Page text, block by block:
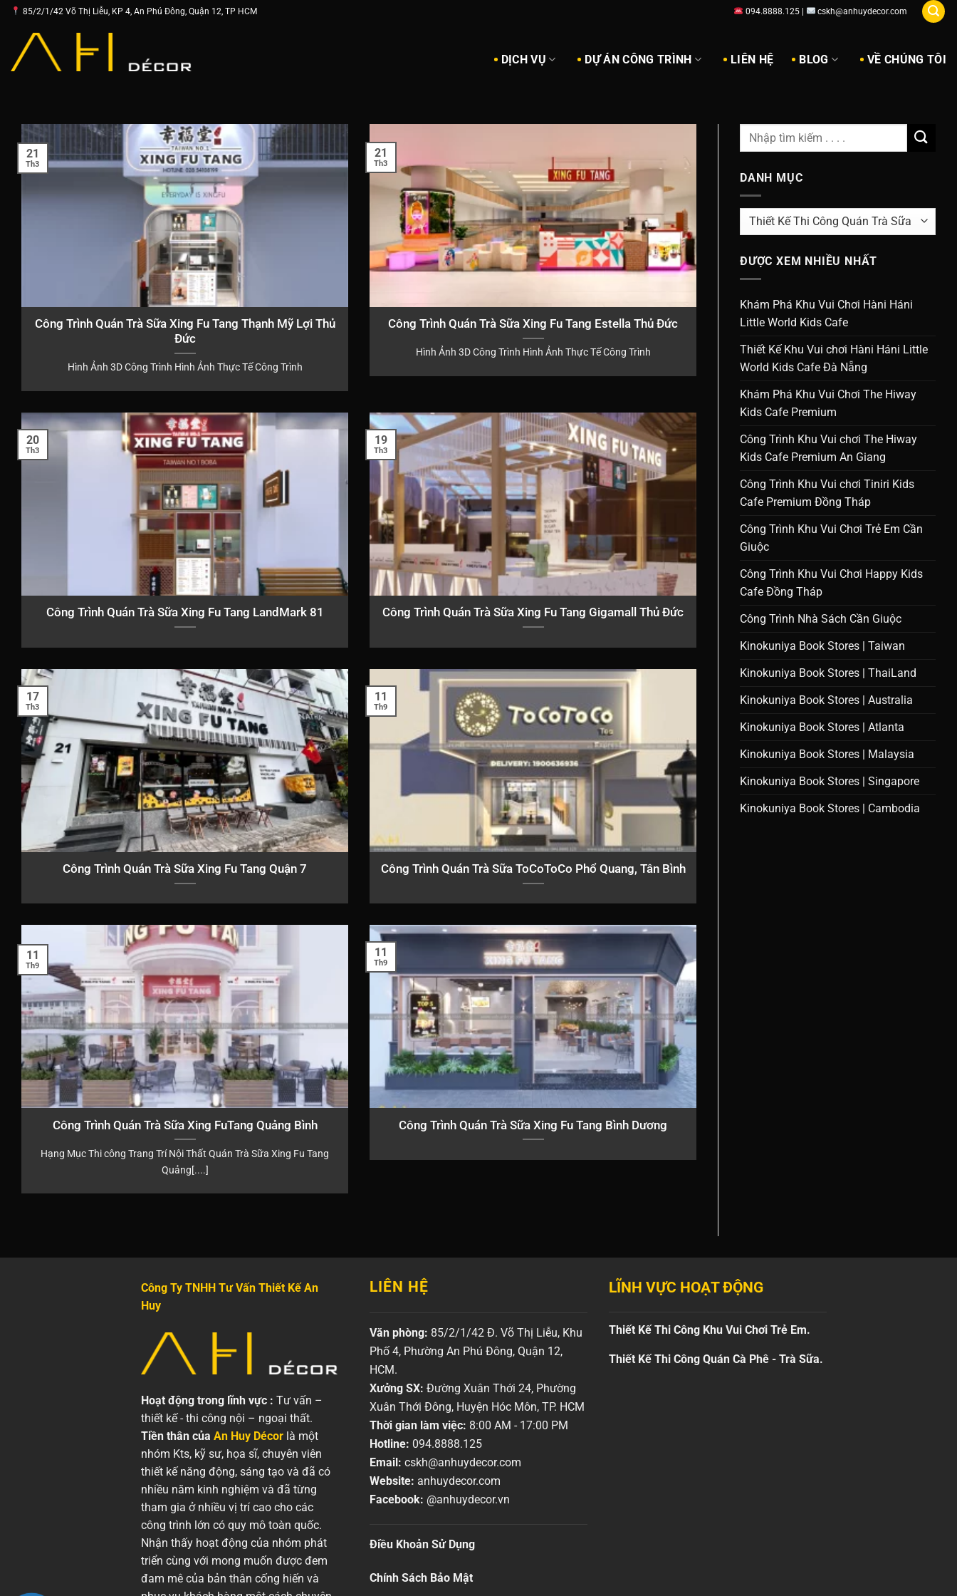
Chuyển
dung
85/2/1/42 Võ Thị Liễu, KP 4, An Phú Đông, Quận 12, TP HCM 094.8888.125 | cskh@anhuydecor.com
DỊCH VỤ DỰ ÁN CÔNG TRÌNH LIÊN HỆ BLOG VỀ CHÚNG TÔI
Công Trình Quán Trà Sữa Xing Fu Tang Thạnh Mỹ Lợi Thủ
Đức
Hình Ảnh 3D Công Trình Hình Ảnh Thực Tế Công Trình
21
Th3
Công Trình Quán Trà Sữa Xing Fu Tang Estella Thủ Đức
Hình Ảnh 3D Công Trình Hình Ảnh Thực Tế Công Trình
21
Th3
Công Trình Quán Trà Sữa Xing Fu Tang LandMark 81
20
Th3
Công Trình Quán Trà Sữa Xing Fu Tang Gigamall Thủ Đức
19
Th3
Công Trình Quán Trà Sữa Xing Fu Tang Quận 7
17
Th3
Công Trình Quán Trà Sữa ToCoToCo Phổ Quang, Tân Bình
11
Th9
Công Trình Quán Trà Sữa Xing FuTang Quảng Bình
Hạng Mục Thi công Trang Trí Nội Thất Quán Trà Sữa Xing Fu Tang
Quảng[....]
11
Th9
Công Trình Quán Trà Sữa Xing Fu Tang Bình Dương
11
Th9
DANH MỤC
Danh
Mục
ĐƯỢC XEM NHIỀU NHẤT
Khám Phá Khu Vui Chơi Hàni Háni
Little World Kids Cafe
Thiết Kế Khu Vui chơi Hàni Háni Little
World Kids Cafe Đà Nẵng
Khám Phá Khu Vui Chơi The Hiway
Kids Cafe Premium
Công Trình Khu Vui chơi The Hiway
Kids Cafe Premium An Giang
Công Trình Khu Vui chơi Tiniri Kids
Cafe Premium Đồng Tháp
Công Trình Khu Vui Chơi Trẻ Em Cần
Giuộc
Công Trình Khu Vui Chơi Happy Kids
Cafe Đồng Tháp
Công Trình Nhà Sách Cần Giuộc
Kinokuniya Book Stores | Taiwan
Kinokuniya Book Stores | ThaiLand
Kinokuniya Book Stores | Australia
Kinokuniya Book Stores | Atlanta
Kinokuniya Book Stores | Malaysia
Kinokuniya Book Stores | Singapore
Kinokuniya Book Stores | Cambodia
Công Ty TNHH Tư Vấn Thiết Kế An
Huy
Hoạt động trong lĩnh vực : Tư vấn –
thiết kế - thi công nội – ngoại thất.
Tiền thân của An Huy Décor là một
nhóm Kts, kỹ sư, họa sĩ, chuyên viên
thiết kế năng động, sáng tạo và đã có
nhiều năm kinh nghiệm và đã từng
tham gia ở nhiều vị trí cao cho các
công trình lớn có quy mô toàn quốc.
Nhận thấy hoạt động của nhóm phát
triển cùng với mong muốn được đem
đam mê của bản thân cống hiến và
LIÊN HỆ
Văn phòng: 85/2/1/42 Đ. Võ Thị Liễu, Khu
Phố 4, Phường An Phú Đông, Quận 12,
HCM.
Xưởng SX: Đường Xuân Thới 24, Phường
Xuân Thới Đông, Huyện Hóc Môn, TP. HCM
Thời gian làm việc: 8:00 AM - 17:00 PM
Hotline: 094.8888.125
Email: cskh@anhuydecor.com
Website: anhuydecor.com
Facebook: @anhuydecor.vn
Điều Khoản Sử Dụng
Chính Sách Bảo Mật
LĨNH VỰC HOẠT ĐỘNG
Thiết Kế Thi Công Khu Vui Chơi Trẻ Em.
Thiết Kế Thi Công Quán Cà Phê - Trà Sữa.